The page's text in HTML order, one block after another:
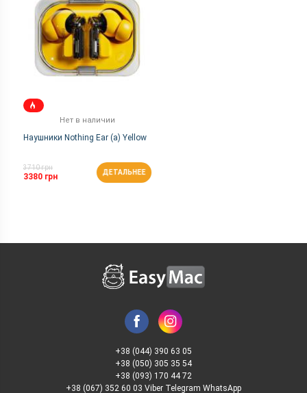
Нет в наличии
Наушники Nothing Ear (a) Yellow
3710 грн
3380 грн ДЕТАЛЬНЕЕ
+38 (044) 390 63 05
+38 (050) 305 35 54
+38 (093) 170 44 72
+38 (067) 352 60 03 Viber Telegram WhatsApp